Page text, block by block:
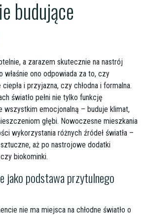
budujące
a zarazem skutecznie na nastrój
właśnie ono odpowiada za to, czy
i przyjazna, czy chłodna i formalna.
światło pełni nie tylko funkcję
wszystkim emocjonalną – buduje klimat,
głębi. Nowoczesne mieszkania
wykorzystania różnych źródeł światła –
aż po nastrojowe dodatki
biokominki.
jako podstawa przytulnego
nie ma miejsca na chłodne światło o